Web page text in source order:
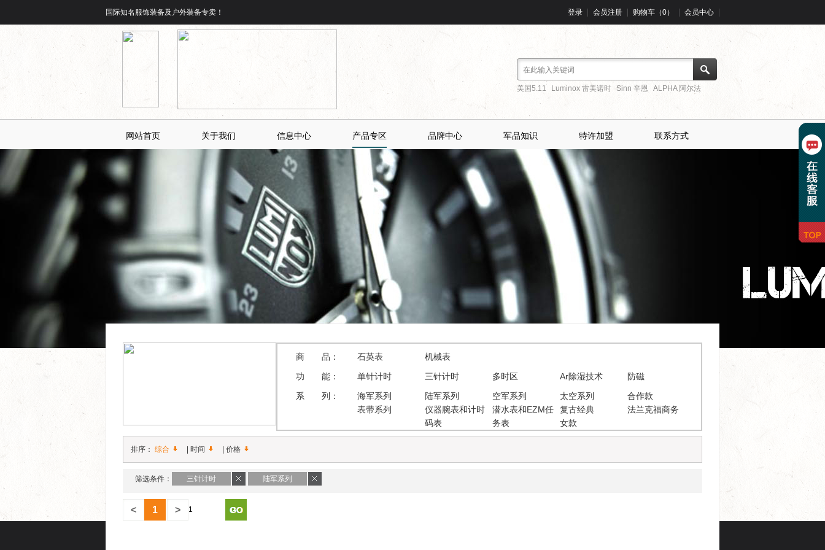
国际知名服饰装备及户外装备专卖！ 会员中心
购物车（0）
会员注册
登录
美国5.11 Luminox 雷美诺时 Sinn 辛恩 ALPHA 阿尔法
网站首页 关于我们 信息中心 产品专区 品牌中心 军品知识 特许加盟 联系方式
商 品： 石英表
机械表
功 能：
单针计时 三针计时 多时区 Ar除湿技术
防磁
系 列：
海军系列 陆军系列 空军系列 太空系列
合作款
表带系列
仪器腕表和计时
码表
潜水表和EZM任
务表
复古经典
法兰克福商务
女款
排序： 综合 时间 价格
筛选条件： 三针计时 陆军系列
< 1 >